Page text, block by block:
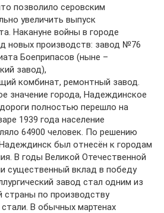
позволило серовским
увеличить выпуск
Накануне войны в городе
новых производств: завод №76
Боеприпасов (ныне –
завод),
комбинат, ремонтный завод.
значение города, Надеждинское
полностью перешло на
1939 года население
64900 человек. По решению
был отнесён к городам
В годы Великой Отечественной
существенный вклад в победу
завод стал одним из
страны по производству
В обычных мартенах